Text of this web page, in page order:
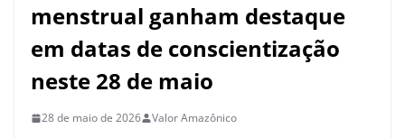
menstrual ganham destaque
em datas de conscientização
neste 28 de maio
28 de maio de 2026 Valor Amazônico